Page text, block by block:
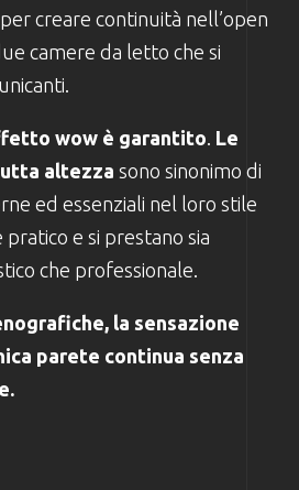
creare continuità nell’open
camere da letto che si
wow è garantito Le
altezzasono sinonimo di
ed essenziali nel loro stile
e si prestano sia
che professionale.
la sensazione
parete continua senza